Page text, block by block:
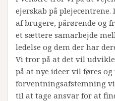
ejerskab på
af brugere, pårørende og
et sættere samarbejde
ledelse og dem der har
Vi tror på at det vil
på at nye ideer vil føres
forventningsafstemning
til at tage ansvar for at